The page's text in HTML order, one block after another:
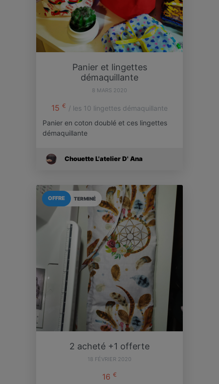
Panier et lingettes
démaquillante
8 MARS 2020
15 € / les 10 lingettes démaquillante
Panier en coton doublé et ces lingettes
démaquillante
Chouette L'atelier D' Ana
TERMINÉ
OFFRE
2 acheté +1 offerte
18 FÉVRIER 2020
16 €